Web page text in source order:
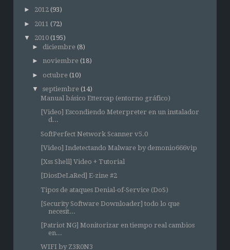
► 2012 (93)
► 2011 (72)
▼
2010 (195)
► diciembre (8)
► noviembre (18)
► octubre (10)
▼
septiembre (14)
Manual básico Ettercap (entorno gráfico)
[Video] Escondiendo Meterpreter en un instalador
d...
SoftPerfect Network Scanner v5.0
[Video] Indetectando Malware by demonio666vip
[Xss Shell] Video + Tutorial
[DiosDeLaRed] E-zine #2
Tipos de ataques Denial-of-Service (DoS)
[Security Software Downloader] todo lo que
necesit...
[Patriot NG] Monitorizar en tiempo real cambios
en...
WIFI by Z3R0N3